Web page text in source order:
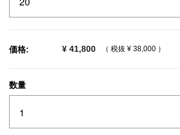
価格: ¥ 41,800 （ 税抜 ¥ 38,000 ）
数量